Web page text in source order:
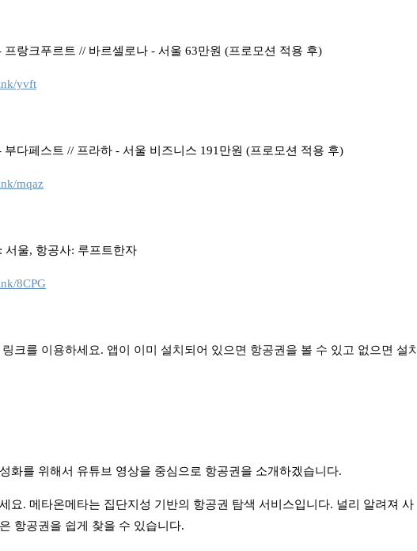
프랑크푸르트 // 바르셀로나 - 서울 63만원 (프로모션 적용 후)
yvft
부다페스트 // 프라하 - 서울 비즈니스 191만원 (프로모션 적용 후)
mqaz
서울, 항공사: 루프트한자
8CPG
크를 이용하세요. 앱이 이미 설치되어 있으면 항공권을 볼 수 있고 없으면 설치
화를 위해서 유튜브 영상을 중심으로 항공권을 소개하겠습니다.
요. 메타온메타는 집단지성 기반의 항공권 탐색 서비스입니다. 널리 알려져 사
항공권을 쉽게 찾을 수 있습니다.